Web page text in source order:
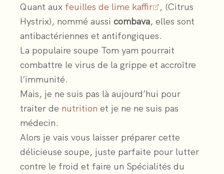
Quant aux feuilles de lime kaffir
, (Citrus
Hystrix), nommé aussi combava, elles sont
antibactériennes et antifongiques.
La populaire soupe Tom yam pourrait
combattre le virus de la grippe et accroître
l’immunité.
Mais, je ne suis pas là aujourd’hui pour
traiter de nutrition et je ne ne suis pas
médecin.
Alors je vais vous laisser préparer cette
délicieuse soupe, juste parfaite pour lutter
contre le froid et faire un Spécialités du